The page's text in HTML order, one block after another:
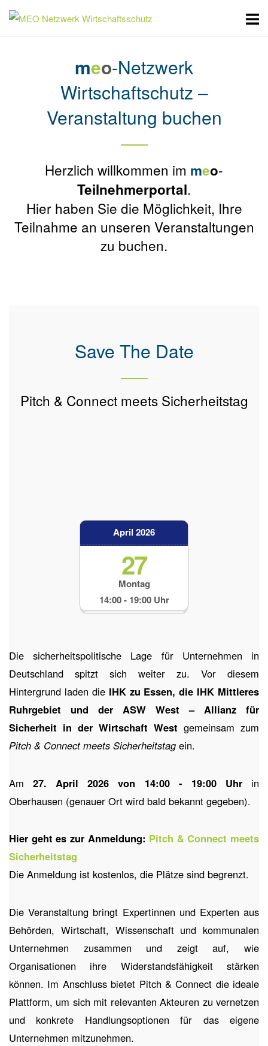
Skip
Home
meo-Netzwerk
Wirtschaftschutz –
Veranstaltung buchen
Herzlich willkommen im meo-
Teilnehmerportal.
Hier haben Sie die Möglichkeit, Ihre
Teilnahme an unseren Veranstaltungen
zu buchen.
Save The Date
Pitch & Connect meets Sicherheitstag
Montag
14:00 - 19:00 Uhr
April 2026
27
Die sicherheitspolitische Lage für Unternehmen in
Deutschland spitzt sich weiter zu. Vor diesem
Hintergrund laden die IHK zu Essen, die IHK Mittleres
Ruhrgebiet und der ASW West – Allianz für
Sicherheit in der Wirtschaft West gemeinsam zum
Pitch & Connect meets Sicherheitstag ein.
Am27. April 2026 von 14:00 - 19:00 Uhrin
Oberhausen (genauer Ort wird bald bekannt gegeben).
Hier geht es zur Anmeldung: Pitch & Connect meets
Sicherheitstag
Die Anmeldung ist kostenlos, die Plätze sind begrenzt.
Die Veranstaltung bringt Expertinnen und Experten aus
Behörden, Wirtschaft, Wissenschaft und kommunalen
Unternehmen zusammen und zeigt auf, wie
Organisationen ihre Widerstandsfähigkeit stärken
können. Im Anschluss bietet Pitch & Connect die ideale
Plattform, um sich mit relevanten Akteuren zu vernetzen
und konkrete Handlungsoptionen für das eigene
Unternehmen mitzunehmen.